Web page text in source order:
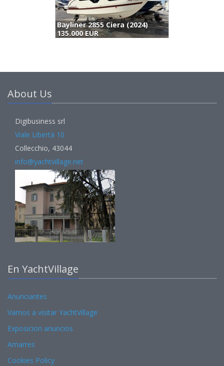
Bayliner 2855 Ciera (2024)
135.000 EUR
About Us
Digibusiness srl
Viale Libertà 10
Collecchio, 43044
info@yachtvillage.net
En YachtVillage
Anunciantes
Vamos a visitar YachtVillage
Exposicion anuncios
Amarres
Cookies Policy